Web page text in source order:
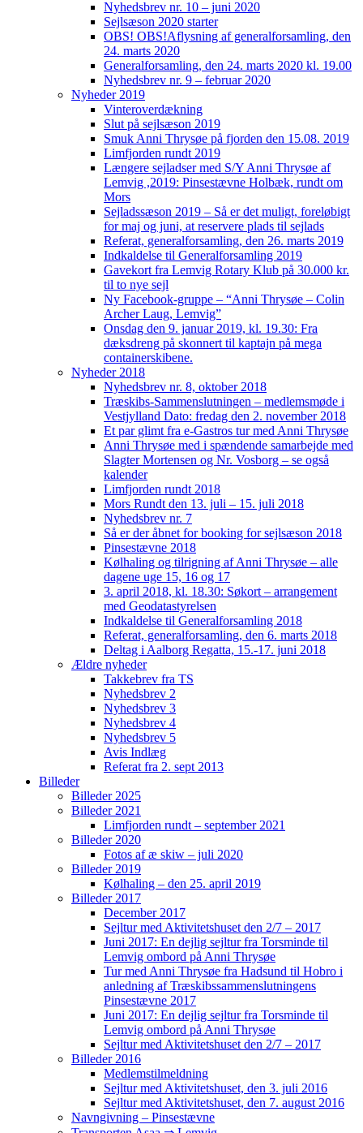
Nyhedsbrev nr. 10 – juni 2020
Sejlsæson 2020 starter
OBS! OBS!Aflysning af generalforsamling, den
24. marts 2020
Generalforsamling, den 24. marts 2020 kl. 19.00
Nyhedsbrev nr. 9 – februar 2020
Nyheder 2019
Vinteroverdækning
Slut på sejlsæson 2019
Smuk Anni Thrysøe på fjorden den 15.08. 2019
Limfjorden rundt 2019
Længere sejladser med S/Y Anni Thrysøe af
Lemvig ,2019: Pinsestævne Holbæk, rundt om
Mors
Sejladssæson 2019 – Så er det muligt, foreløbigt
for maj og juni, at reservere plads til sejlads
Referat, generalforsamling, den 26. marts 2019
Indkaldelse til Generalforsamling 2019
Gavekort fra Lemvig Rotary Klub på 30.000 kr.
til to nye sejl
Ny Facebook-gruppe – “Anni Thrysøe – Colin
Archer Laug, Lemvig”
Onsdag den 9. januar 2019, kl. 19.30: Fra
dæksdreng på skonnert til kaptajn på mega
containerskibene.
Nyheder 2018
Nyhedsbrev nr. 8, oktober 2018
Træskibs-Sammenslutningen – medlemsmøde i
Vestjylland Dato: fredag den 2. november 2018
Et par glimt fra e-Gastros tur med Anni Thrysøe
Anni Thrysøe med i spændende samarbejde med
Slagter Mortensen og Nr. Vosborg – se også
kalender
Limfjorden rundt 2018
Mors Rundt den 13. juli – 15. juli 2018
Nyhedsbrev nr. 7
Så er der åbnet for booking for sejlsæson 2018
Pinsestævne 2018
Kølhaling og tilrigning af Anni Thrysøe – alle
dagene uge 15, 16 og 17
3. april 2018, kl. 18.30: Søkort – arrangement
med Geodatastyrelsen
Indkaldelse til Generalforsamling 2018
Referat, generalforsamling, den 6. marts 2018
Deltag i Aalborg Regatta, 15.-17. juni 2018
Ældre nyheder
Takkebrev fra TS
Nyhedsbrev 2
Nyhedsbrev 3
Nyhedsbrev 4
Nyhedsbrev 5
Avis Indlæg
Referat fra 2. sept 2013
Billeder
Billeder 2025
Billeder 2021
Limfjorden rundt – september 2021
Billeder 2020
Fotos af æ skiw – juli 2020
Billeder 2019
Kølhaling – den 25. april 2019
Billeder 2017
December 2017
Sejltur med Aktivitetshuset den 2/7 – 2017
Juni 2017: En dejlig sejltur fra Torsminde til
Lemvig ombord på Anni Thrysøe
Tur med Anni Thrysøe fra Hadsund til Hobro i
anledning af Træskibssammenslutningens
Pinsestævne 2017
Juni 2017: En dejlig sejltur fra Torsminde til
Lemvig ombord på Anni Thrysøe
Sejltur med Aktivitetshuset den 2/7 – 2017
Billeder 2016
Medlemstilmeldning
Sejltur med Aktivitetshuset, den 3. juli 2016
Sejltur med Aktivitetshuset, den 7. august 2016
Navngivning – Pinsestævne